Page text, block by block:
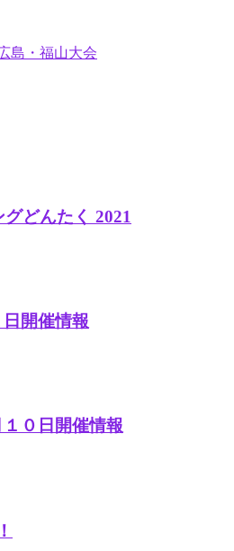
島・福山大会
どんたく 2021
開催情報
０日開催情報